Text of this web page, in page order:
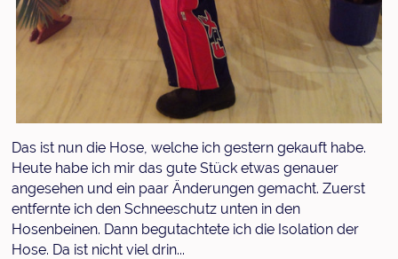
Das ist nun die Hose, welche ich gestern gekauft habe.
Heute habe ich mir das gute Stück etwas genauer
angesehen und ein paar Änderungen gemacht. Zuerst
entfernte ich den Schneeschutz unten in den
Hosenbeinen. Dann begutachtete ich die Isolation der
Hose. Da ist nicht viel drin...